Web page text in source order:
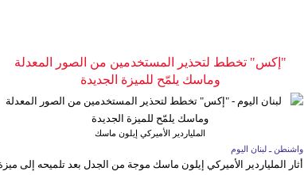
"إكس" تخطط لتحذير المستخدمين من الصور المعدلة
وماسك يلمّح للميزة الجديدة
الملياردير الأميركي إيلون ماسك
واشنطن ـ لبنان اليوم
أثار الملياردير الأميركي إيلون ماسك موجة من الجدل بعد تلميحه إلى